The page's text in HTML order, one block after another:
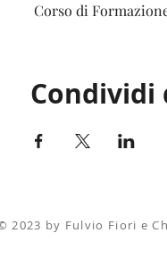
Corso di
Condividi
2023 by Fulvio Fiori e